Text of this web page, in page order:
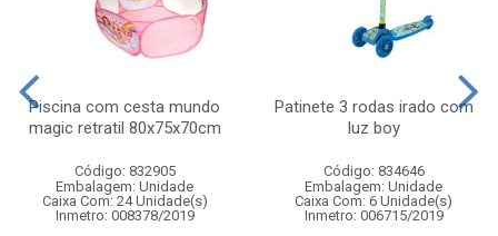
Piscina com cesta mundo
magic retratil 80x75x70cm
Código: 832905
Embalagem: Unidade
Caixa Com: 24 Unidade(s)
Inmetro: 008378/2019
Patinete 3 rodas irado com
luz boy
Código: 834646
Embalagem: Unidade
Caixa Com: 6 Unidade(s)
Inmetro: 006715/2019